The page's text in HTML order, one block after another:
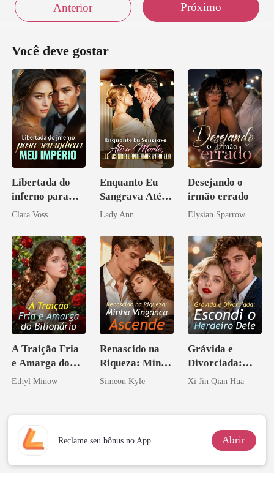
Anterior Próximo
Você deve gostar
Libertada do
inferno para
reivindicar meu
Clara Voss
Enquanto Eu
Sangrava Até a
Morte, Ele
Lanternas Para
Ela
Lady Ann
Desejando o
irmão errado
Elysian Sparrow
A Traição Fria
e Amarga do
Bilionário
Ethyl Minow
Renascido na
Riqueza: Minha
Vingança
Simeon Kyle
Grávida e
Divorciada:
Escondi o
Xi Jin Qian Hua
Reclame seu bônus no App Abrir